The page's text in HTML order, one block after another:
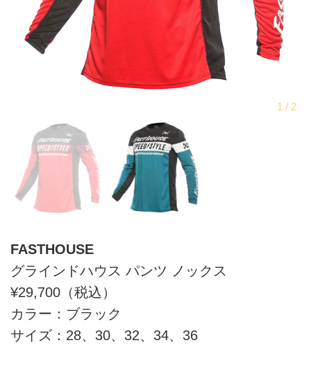
FASTHOUSE
グラインドハウス パンツ ノックス
¥29,700（税込）
カラー：ブラック
サイズ：28、30、32、34、36